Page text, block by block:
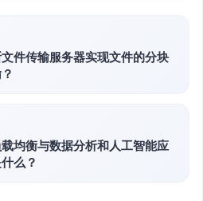
件传输服务器实现文件的分块
均衡与数据分析和人工智能应
么？